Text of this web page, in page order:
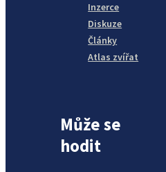
Inzerce
Diskuze
Články
Atlas zvířat
Může se
hodit